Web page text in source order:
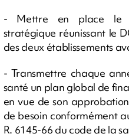
- Mettre en place le
stratégique réunissant le
des deux établissements
- Transmettre chaque
santé un plan global de
en vue de son
de besoin conformément
R. 6145-66 du code de la